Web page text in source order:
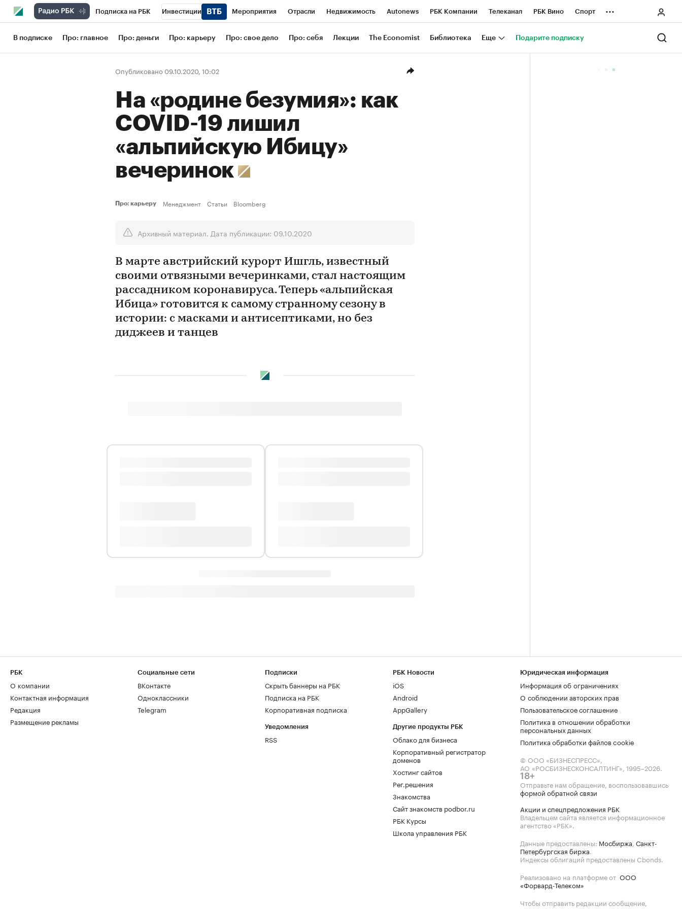
Подписка на РБК Инвестиции Мероприятия Отрасли Недвижимость Autonews РБК Компании Телеканал РБК Вино Спорт
Школа управления РБК РБК Образование РБК Life Тренды Визионеры Национальные проекты Город
Рынок наличной валюты
...
В подписке Про: главное Про: деньги Про: карьеру Про: свое дело Про: себя Лекции The Economist Библиотека Еще Подарите подписку
Опубликовано 09.10.2020, 10:02
На «родине безумия»: как
COVID-19 лишил
«альпийскую Ибицу»
вечеринок
Про: карьеру Менеджмент Статьи Bloomberg
Архивный материал. Дата публикации: 09.10.2020
В марте австрийский курорт Ишгль, известный
своими отвязными вечеринками, стал настоящим
рассадником коронавируса. Теперь «альпийская
Ибица» готовится к самому странному сезону в
истории: с масками и антисептиками, но без
диджеев и танцев
РБК
О компании
Контактная информация
Редакция
Размещение рекламы
Социальные сети
ВКонтакте
Одноклассники
Telegram
Подписки
Скрыть баннеры на РБК
Подписка на РБК
Корпоративная подписка
Уведомления
RSS
РБК Новости
iOS
Android
AppGallery
Другие продукты РБК
Облако для бизнеса
Корпоративный регистратор
доменов
Хостинг сайтов
Рег.решения
Знакомства
Сайт знакомств podbor.ru
РБК Курсы
Школа управления РБК
Юридическая информация
Информация об ограничениях
О соблюдении авторских прав
Пользовательское соглашение
Политика в отношении обработки
персональных данных
Политика обработки файлов cookie
© ООО «БИЗНЕСПРЕСС»,
АО «РОСБИЗНЕСКОНСАЛТИНГ», 1995–2026.
18+
Отправьте нам обращение, воспользовавшись
формой обратной связи
Акции и спецпредложения РБК
Владельцем сайта является информационное
агентство «РБК».
Данные предоставлены: Мосбиржа, Санкт-
Петербургская биржа.
Индексы облигаций предоставлены Cbonds.
Реализовано на платформе от ООО
«Форвард-Телеком»
Чтобы отправить редакции сообщение,